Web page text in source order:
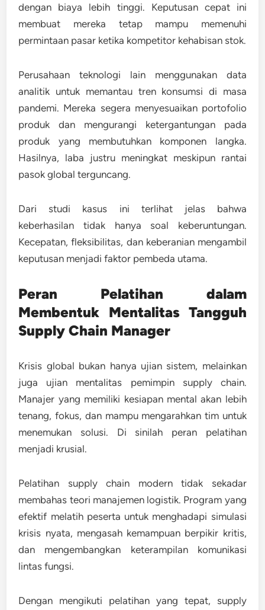
dengan biaya lebih tinggi. Keputusan cepat ini
membuat mereka tetap mampu memenuhi
permintaan pasar ketika kompetitor kehabisan stok.
Perusahaan teknologi lain menggunakan data
analitik untuk memantau tren konsumsi di masa
pandemi. Mereka segera menyesuaikan portofolio
produk dan mengurangi ketergantungan pada
produk yang membutuhkan komponen langka.
Hasilnya, laba justru meningkat meskipun rantai
pasok global terguncang.
Dari studi kasus ini terlihat jelas bahwa
keberhasilan tidak hanya soal keberuntungan.
Kecepatan, fleksibilitas, dan keberanian mengambil
keputusan menjadi faktor pembeda utama.
Peran Pelatihan dalam
Membentuk Mentalitas Tangguh
Supply Chain Manager
Krisis global bukan hanya ujian sistem, melainkan
juga ujian mentalitas pemimpin supply chain.
Manajer yang memiliki kesiapan mental akan lebih
tenang, fokus, dan mampu mengarahkan tim untuk
menemukan solusi. Di sinilah peran pelatihan
menjadi krusial.
Pelatihan supply chain modern tidak sekadar
membahas teori manajemen logistik. Program yang
efektif melatih peserta untuk menghadapi simulasi
krisis nyata, mengasah kemampuan berpikir kritis,
dan mengembangkan keterampilan komunikasi
lintas fungsi.
Dengan mengikuti pelatihan yang tepat, supply